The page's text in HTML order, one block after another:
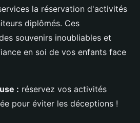
la réservation d'activités
diplômés. Ces
souvenirs inoubliables et
en soi de vos enfants face
: réservez vos activités
pour éviter les déceptions !